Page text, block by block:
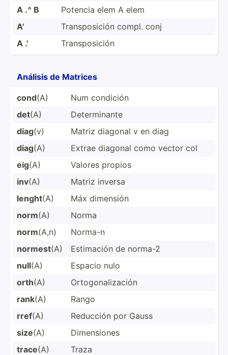
A .^ B
Potencia elem A elem
A'
Transp­osición compl. conj
A .'
Transp­osición
Análisis de Matrices
cond(A)
Num condición
det(A)
Determ­inante
diag(v)
Matriz diagonal v en diag
diag(A)
Extrae diagonal como vector col
eig(A)
Valores propios
inv(A)
Matriz inversa
lenght(A)
Máx dimensión
norm(A)
Norma
norm(A,n)
Norma-n
normest(A)
Estimación de norma-2
null(A)
Espacio nulo
orth(A)
Ortogo­nal­ización
rank(A)
Rango
rref(A)
Reducción por Gauss
size(A)
Dimens­iones
trace(A)
Traza